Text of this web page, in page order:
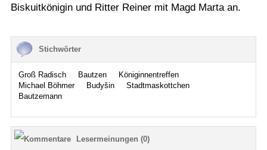
Biskuitkönigin und Ritter Reiner mit Magd Marta an.
Stichwörter
Groß Radisch Bautzen
Königinnentreffen
Michael Böhmer
Budyšin
Stadtmaskottchen
Bautzemann
Lesermeinungen (0)